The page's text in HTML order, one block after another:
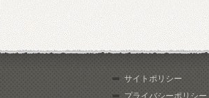
サイトポリシー
プライバシーポリシー